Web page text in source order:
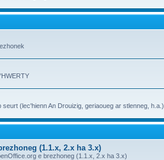
(lec'hienn An Drouizig, geriaoueg ar stlenneg, h.a.)
(1.1.x, 2.x ha 3.x)
e brezhoneg (1.1.x, 2.x ha 3.x)